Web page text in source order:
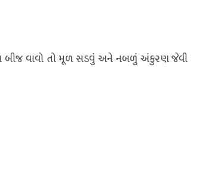
બીજ વાવો તો મૂળ સડવું અને નબળું અંકુરણ જેવી